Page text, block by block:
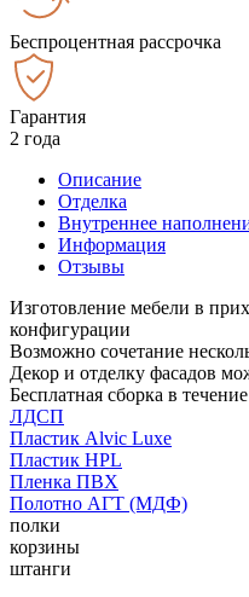
Беспроцентная рассрочка
Гарантия
2 года
Описание
Отделка
Внутреннее
Информация
Отзывы
Изготовление мебели в
конфигурации
Возможно сочетание
Декор и отделку фасадов
Бесплатная сборка в
ЛДСП
Пластик Alvic Luxe
Пластик HPL
Пленка ПВХ
Полотно АГТ (МДФ)
полки
корзины
штанги